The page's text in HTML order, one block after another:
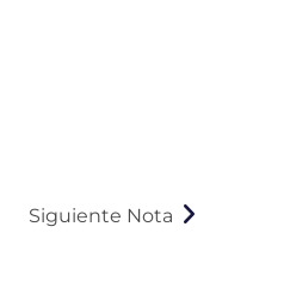
Siguiente Nota